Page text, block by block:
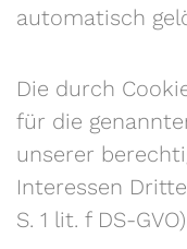
automatisch
Die durch
für die
unserer
Interessen
S. 1 lit. f DS-